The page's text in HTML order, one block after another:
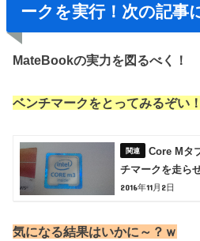
ークを実行！次の記事
MateBookの実力を図るべく！
ベンチマークをとってみるぞい！
Core Mタ
チマークを走ら
2016年11月2日
気になる結果はいかに～？ｗ